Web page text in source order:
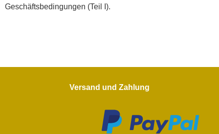
Geschäftsbedingungen (Teil I).
Versand und Zahlung